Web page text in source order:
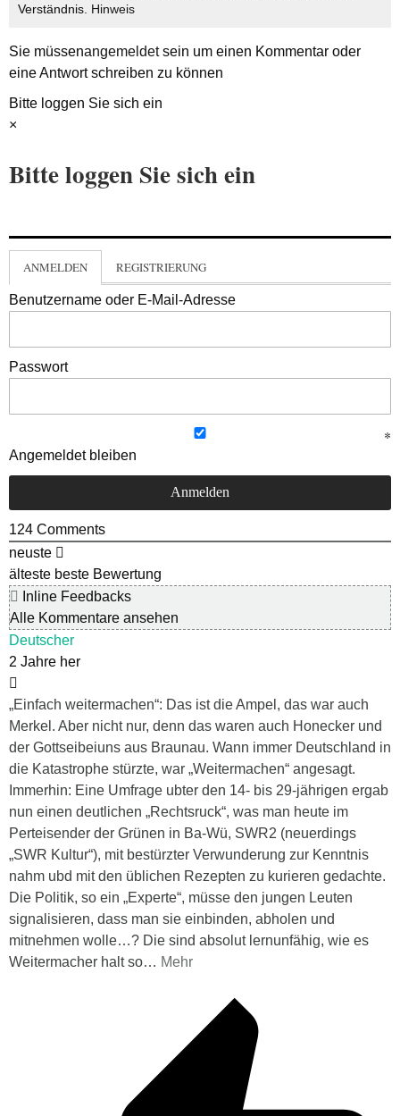
Verständnis. Hinweis
Sie müssenangemeldetsein um einen Kommentar oder
eine Antwort schreiben zu können
Bitte loggen Sie sich ein
×
Bitte loggen Sie sich ein
ANMELDEN REGISTRIERUNG
Benutzername oder E-Mail-Adresse
Passwort
Angemeldet bleiben
124 Comments
neuste
älteste beste Bewertung
Inline Feedbacks
Alle Kommentare ansehen
Deutscher
2 Jahre her
„Einfach weitermachen“: Das ist die Ampel, das war auch
Merkel. Aber nicht nur, denn das waren auch Honecker und
der Gottseibeiuns aus Braunau. Wann immer Deutschland in
die Katastrophe stürzte, war „Weitermachen“ angesagt.
Immerhin: Eine Umfrage ubter den 14- bis 29-jährigen ergab
nun einen deutlichen „Rechtsruck“, was man heute im
Perteisender der Grünen in Ba-Wü, SWR2 (neuerdings
„SWR Kultur“), mit bestürzter Verwunderung zur Kenntnis
nahm ubd mit den üblichen Rezepten zu kurieren gedachte.
Die Politik, so ein „Experte“, müsse den jungen Leuten
signalisieren, dass man sie einbinden, abholen und
mitnehmen wolle…? Die sind absolut lernunfähig, wie es
Weitermacher halt so… Mehr